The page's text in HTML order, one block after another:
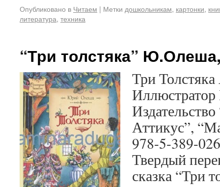
Опубликовано в Читаем | Метки дошкольникам, картонки,
литература, техника
“Три толстяка”
Три
Аттикус”,
978-5-389-
Твердый
сказка “Три